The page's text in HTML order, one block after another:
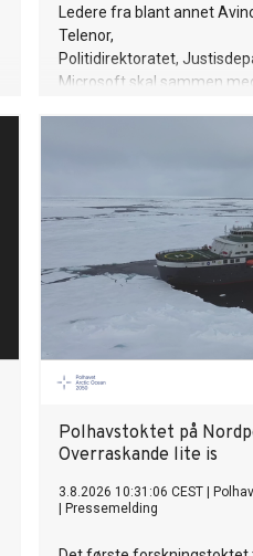
Ledere fra blant annet
Telenor,
Politidirektoratet,
Microsoft skal sammen
mange norske
for å håndtere
Polhavstoktet på
Overraskande lite is
3.8.2026 10:31:06 CEST
Pressemelding